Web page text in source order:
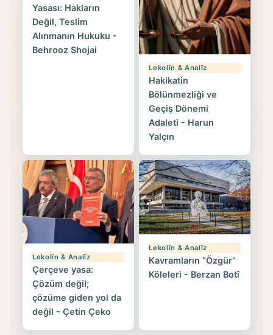
Yasası: Hakların
Değil, Teslim
Alınmanın Hukuku -
Behrooz Shojai
Lekolîn & Analîz
Hakikatin
Bölünmezliği ve
Geçiş Dönemi
Adaleti - Harun
Yalçın
Lekolîn & Analîz
Çerçeve yasa:
Çözüm değil;
çözüme giden yol da
değil - Çetin Çeko
Lekolîn & Analîz
Kavramların “Özgür”
Köleleri - Berzan Botî